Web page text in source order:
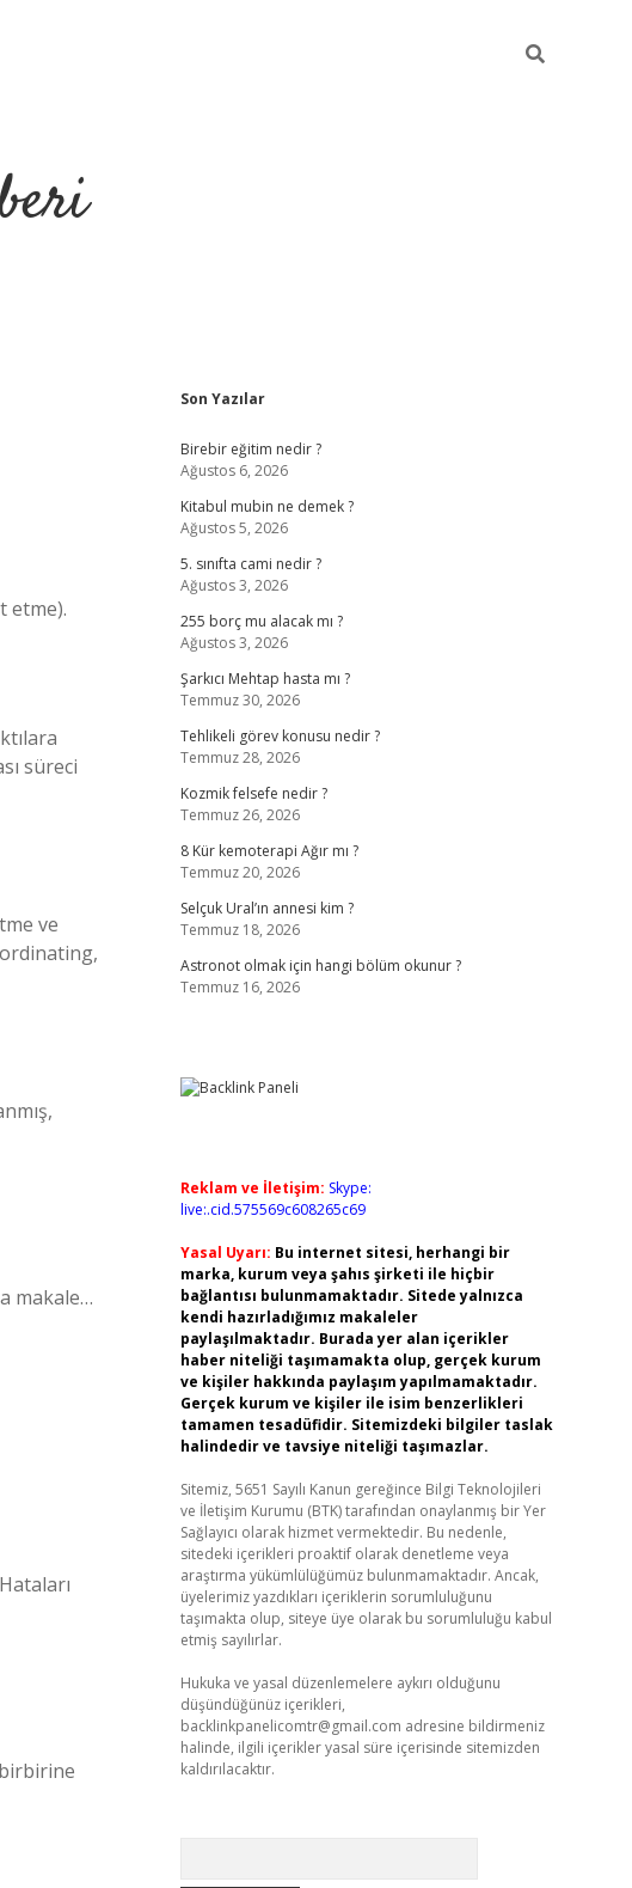
etme).
süreci
ve
makale…
Sidebar
Son Yazılar
Birebir eğitim nedir ?
Ağustos 6, 2026
Kitabul mubin ne demek ?
Ağustos 5, 2026
5. sınıfta cami nedir ?
Ağustos 3, 2026
255 borç mu alacak mı ?
Ağustos 3, 2026
Şarkıcı Mehtap hasta mı ?
Temmuz 30, 2026
Tehlikeli görev konusu nedir ?
Temmuz 28, 2026
Kozmik felsefe nedir ?
Temmuz 26, 2026
8 Kür kemoterapi Ağır mı ?
Temmuz 20, 2026
Selçuk Ural’ın annesi kim ?
Temmuz 18, 2026
Astronot olmak için hangi bölüm okunur ?
Temmuz 16, 2026
Reklam ve İletişim: Skype:
live:.cid.575569c608265c69
Yasal Uyarı: Bu internet sitesi, herhangi bir
marka, kurum veya şahıs şirketi ile hiçbir
bağlantısı bulunmamaktadır. Sitede yalnızca
kendi hazırladığımız makaleler
paylaşılmaktadır. Burada yer alan içerikler
haber niteliği taşımamakta olup, gerçek kurum
ve kişiler hakkında paylaşım yapılmamaktadır.
Gerçek kurum ve kişiler ile isim benzerlikleri
tamamen tesadüfidir. Sitemizdeki bilgiler taslak
halindedir ve tavsiye niteliği taşımazlar.
Sitemiz, 5651 Sayılı Kanun gereğince Bilgi Teknolojileri
ve İletişim Kurumu (BTK) tarafından onaylanmış bir Yer
Sağlayıcı olarak hizmet vermektedir. Bu nedenle,
sitedeki içerikleri proaktif olarak denetleme veya
araştırma yükümlülüğümüz bulunmamaktadır. Ancak,
üyelerimiz yazdıkları içeriklerin sorumluluğunu
taşımakta olup, siteye üye olarak bu sorumluluğu kabul
etmiş sayılırlar.
Hukuka ve yasal düzenlemelere aykırı olduğunu
düşündüğünüz içerikleri,
backlinkpanelicomtr@gmail.com adresine bildirmeniz
halinde, ilgili içerikler yasal süre içerisinde sitemizden
kaldırılacaktır.
https://betci.co/vd casino giriş